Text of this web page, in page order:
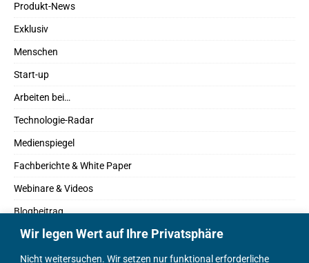
Wir legen Wert auf Ihre Privatsphäre
Nicht weitersuchen. Wir setzen nur funktional erforderliche
Produkt-News
Exklusiv
Menschen
Start-up
Arbeiten bei…
Technologie-Radar
Medienspiegel
Fachberichte & White Paper
Webinare & Videos
Blogbeitrag
Fachbücher
Marktreport